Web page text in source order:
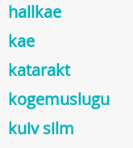
hallkae
kae
katarakt
kogemuslugu
kuiv silm